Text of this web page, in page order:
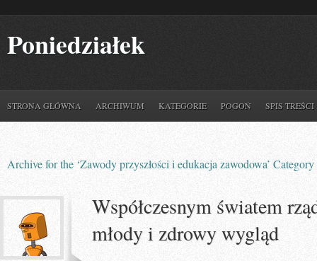
Poniedziałek
STRONA GŁÓWNA ARCHIWUM KATEGORIE POGOŃ SPIS TREŚCI
Archive for the ‘Zawody przyszłości i edukacja zawodowa’ Category
Współczesnym światem
młody i zdrowy wygląd